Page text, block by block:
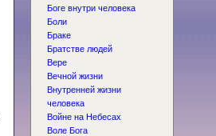
Боге внутри человека
Боли
Браке
Братстве людей
Вере
Вечной жизни
Внутренней жизни
человека
Войне на Небесах
Воле Бога